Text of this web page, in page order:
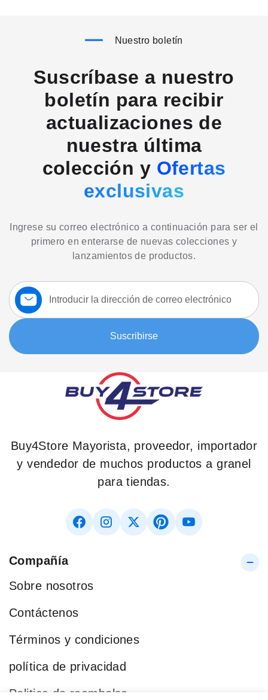
Nuestro boletín
Suscríbase a nuestro
boletín para recibir
actualizaciones de
nuestra última
colección y Ofertas
exclusivas
Ingrese su correo electrónico a continuación para ser el
primero en enterarse de nuevas colecciones y
lanzamientos de productos.
Suscríbase
a
nuestro
boletín:
Suscribirse
Buy4Store Mayorista, proveedor, importador
y vendedor de muchos productos a granel
para tiendas.
Compañía
Sobre nosotros
Contáctenos
Términos y condiciones
política de privacidad
Politica de reembolso